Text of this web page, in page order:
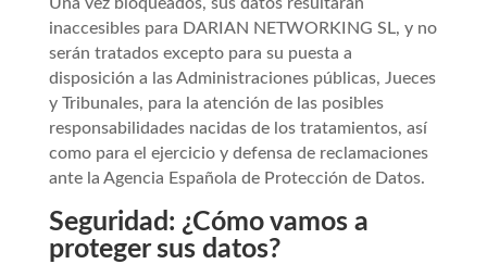
inaccesibles para DARIAN NETWORKING SL, y no
serán tratados excepto para su puesta a
disposición a las Administraciones públicas, Jueces
y Tribunales, para la atención de las posibles
responsabilidades nacidas de los tratamientos, así
como para el ejercicio y defensa de reclamaciones
ante la Agencia Española de Protección de Datos.
Seguridad: ¿Cómo vamos a
proteger sus datos?